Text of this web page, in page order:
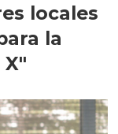
locales
la